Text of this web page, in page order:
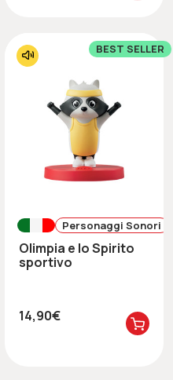
BEST SELLER
Personaggi Sonori
Olimpia e lo Spirito
sportivo
14,90€